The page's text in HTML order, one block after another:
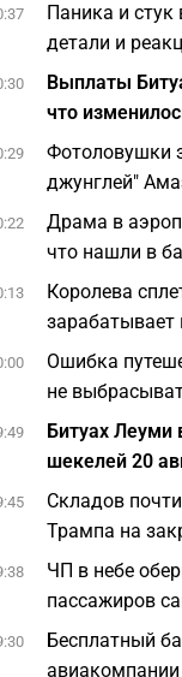
Паника и стук
детали и
Выплаты
что
Фотоловушки
джунглей"
Драма в
что нашли в
Королева
Ошибка
не
Битуах Леуми
шекелей 20
Складов
Трампа на
ЧП в небе
пассажиров
Бесплатный